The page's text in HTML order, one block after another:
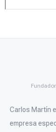
Carlos Martín
empresa